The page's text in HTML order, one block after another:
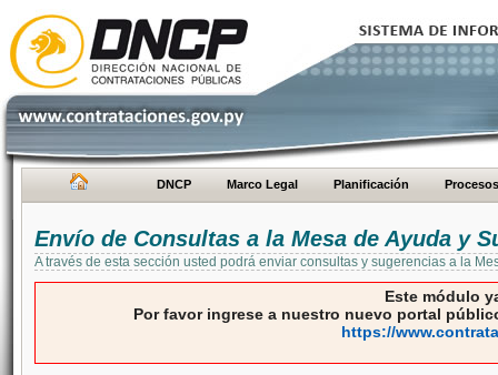
DNCP Marco Legal Planificación Procesos
Envío de Consultas a la Mesa de Ayuda y
A través de esta sección usted podrá enviar consultas y sugerencias a la
Este módulo
Por favor ingrese a nuestro nuevo portal
https://